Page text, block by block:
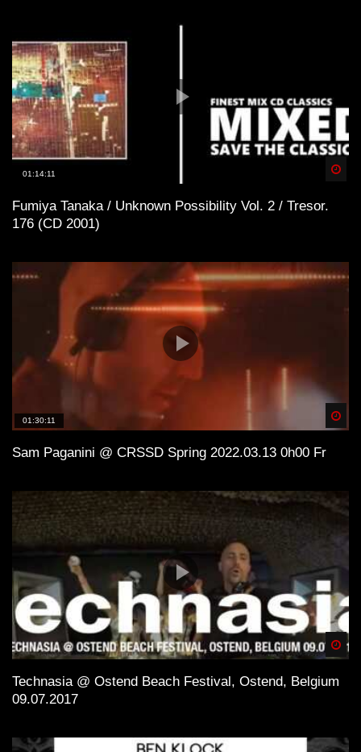
01:14:11
Fumiya Tanaka / Unknown Possibility Vol. 2 / Tresor.
176 (CD 2001)
01:30:11
Sam Paganini @ CRSSD Spring 2022.03.13 0h00 Fr
Technasia @ Ostend Beach Festival, Ostend, Belgium
09.07.2017